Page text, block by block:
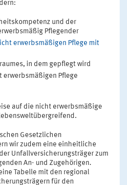
und der
Pflegender
erwerbsmäßigen Pflege mit
in dem gepflegt wird
erwerbsmäßigen Pflege
auf die nicht erwerbsmäßige
Gesetzlichen
wir zudem eine einheitliche
Unfallversicherungsträger zum
An- und Zugehörigen.
Tabelle mit den regional
für den